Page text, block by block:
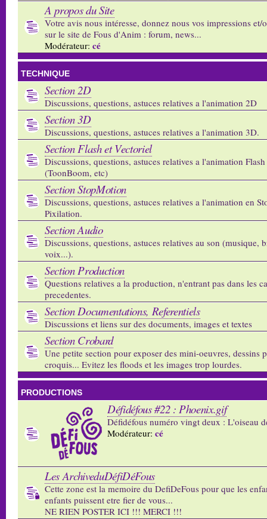
A propos du Site
Votre avis nous intéresse, donnez nous vos impressions et/
sur le site de Fous d'Anim : forum, news...
Modérateur: cé
TECHNIQUE
Section 2D
Discussions, questions, astuces relatives a l'animation 2D
Section 3D
Discussions, questions, astuces relatives a l'animation 3D.
Section Flash et Vectoriel
Discussions, questions, astuces relatives a l'animation
(ToonBoom, etc)
Section StopMotion
Discussions, questions, astuces relatives a l'animation en
Pixilation.
Section Audio
Discussions, questions, astuces relatives au son (musique,
voix...).
Section Production
Questions relatives a la production, n'entrant pas dans les
precedentes.
Section Documentations, Referentiels
Discussions et liens sur des documents, images et textes
Section Crobard
Une petite section pour exposer des mini-oeuvres, dessins
croquis... Evitez les floods et les images trop lourdes.
PRODUCTIONS
Défidéfous #22 : Phoenix.gif
Défidéfous numéro vingt deux : L'oiseau
Modérateur: cé
Les ArchiveduDéfiDéFous
Cette zone est la memoire du DefiDeFous pour que les
enfants puissent etre fier de vous...
NE RIEN POSTER ICI !!! MERCI !!!